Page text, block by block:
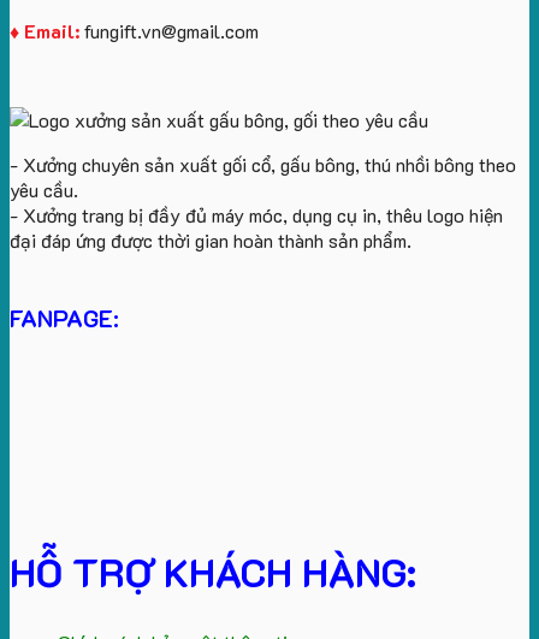
♦ Email:fungift.vn@gmail.com
- Xưởng chuyên sản xuất gối cổ, gấu bông, thú nhồi bông theo
yêu cầu.
- Xưởng trang bị đầy đủ máy móc, dụng cụ in, thêu logo hiện
đại đáp ứng được thời gian hoàn thành sản phẩm.
FANPAGE:
HỖ TRỢ KHÁCH HÀNG: